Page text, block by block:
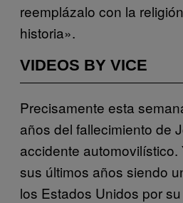
reemplázalo con la
historia».
VIDEOS BY VICE
Precisamente esta
años del fallecimiento de
accidente
sus últimos años siendo
los Estados Unidos por